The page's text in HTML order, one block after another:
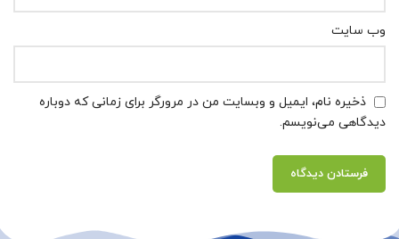
وب‌ سایت
ذخیره نام، ایمیل و وبسایت من در مرورگر برای زمانی که دوباره
دیدگاهی می‌نویسم.